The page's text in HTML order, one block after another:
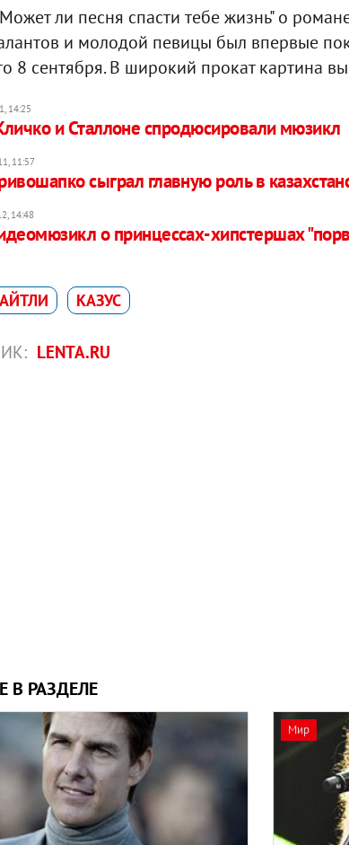
ли песня спасти тебе жизнь" о
и молодой певицы был впервые
8 сентября. В широкий прокат картина
14:25
и Сталлоне спродюсировали мюзикл
11:57
сыграл главную роль в
14:48
о принцессах-хипстершах
КАЗУС
LENTA.RU
В РАЗДЕЛЕ
Мир